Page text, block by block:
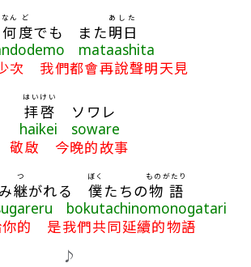
何
なん
度
ど
でも また明日
あした
mataashita
次 我們都會再說聲明天見
拝啓
はいけい
ソワレ
haikei soware
敬啟 今晚的故事
み継
つ
がれる 僕
ぼく
たちの物語
ものがたり
bokutachinomonogatari
你的 是我們共同延續的物語
♪